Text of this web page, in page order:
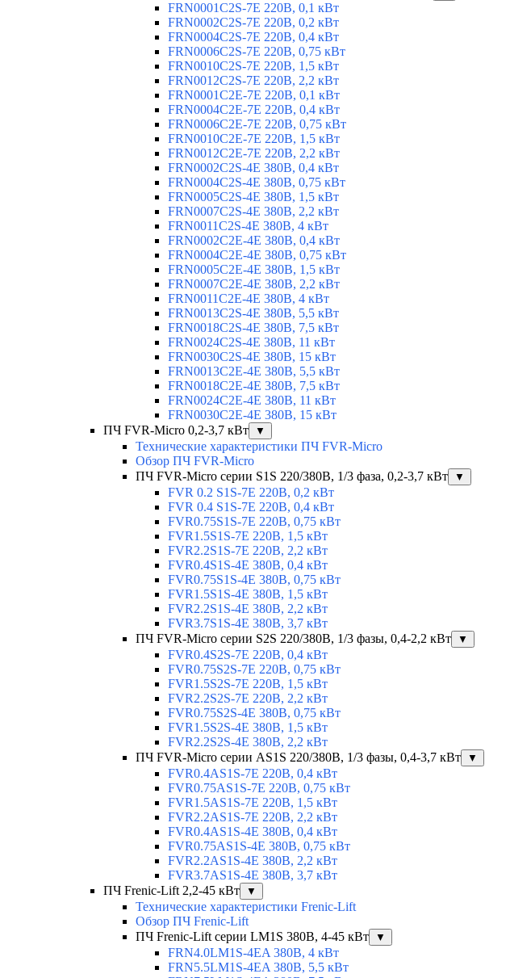
FRN0001C2S-7E 220В, 0,1 кВт
FRN0002C2S-7E 220В, 0,2 кВт
FRN0004C2S-7E 220В, 0,4 кВт
FRN0006C2S-7E 220В, 0,75 кВт
FRN0010C2S-7E 220В, 1,5 кВт
FRN0012C2S-7E 220В, 2,2 кВт
FRN0001C2E-7E 220В, 0,1 кВт
FRN0004C2E-7E 220В, 0,4 кВт
FRN0006C2E-7E 220В, 0,75 кВт
FRN0010C2E-7E 220В, 1,5 кВт
FRN0012C2E-7E 220В, 2,2 кВт
FRN0002C2S-4E 380В, 0,4 кВт
FRN0004C2S-4E 380В, 0,75 кВт
FRN0005C2S-4E 380В, 1,5 кВт
FRN0007C2S-4E 380В, 2,2 кВт
FRN0011C2S-4E 380В, 4 кВт
FRN0002C2E-4E 380В, 0,4 кВт
FRN0004C2E-4E 380В, 0,75 кВт
FRN0005C2E-4E 380В, 1,5 кВт
FRN0007C2E-4E 380В, 2,2 кВт
FRN0011C2E-4E 380В, 4 кВт
FRN0013C2S-4E 380В, 5,5 кВт
FRN0018C2S-4E 380В, 7,5 кВт
FRN0024C2S-4E 380В, 11 кВт
FRN0030C2S-4E 380В, 15 кВт
FRN0013C2E-4E 380В, 5,5 кВт
FRN0018C2E-4E 380В, 7,5 кВт
FRN0024C2E-4E 380В, 11 кВт
FRN0030C2E-4E 380В, 15 кВт
ПЧ FVR-Micro 0,2-3,7 кВт
▼
Технические характеристики ПЧ FVR-Micro
Обзор ПЧ FVR-Micro
ПЧ FVR-Micro серии S1S 220/380В, 1/3 фаза, 0,2-3,7 кВт
▼
FVR 0.2 S1S-7E 220В, 0,2 кВт
FVR 0.4 S1S-7E 220В, 0,4 кВт
FVR0.75S1S-7E 220В, 0,75 кВт
FVR1.5S1S-7E 220В, 1,5 кВт
FVR2.2S1S-7E 220В, 2,2 кВт
FVR0.4S1S-4E 380В, 0,4 кВт
FVR0.75S1S-4E 380В, 0,75 кВт
FVR1.5S1S-4E 380В, 1,5 кВт
FVR2.2S1S-4E 380В, 2,2 кВт
FVR3.7S1S-4E 380В, 3,7 кВт
ПЧ FVR-Micro серии S2S 220/380В, 1/3 фазы, 0,4-2,2 кВт
▼
FVR0.4S2S-7E 220В, 0,4 кВт
FVR0.75S2S-7E 220В, 0,75 кВт
FVR1.5S2S-7E 220В, 1,5 кВт
FVR2.2S2S-7E 220В, 2,2 кВт
FVR0.75S2S-4E 380В, 0,75 кВт
FVR1.5S2S-4E 380В, 1,5 кВт
FVR2.2S2S-4E 380В, 2,2 кВт
ПЧ FVR-Micro серии AS1S 220/380В, 1/3 фазы, 0,4-3,7 кВт
▼
FVR0.4AS1S-7E 220В, 0,4 кВт
FVR0.75AS1S-7E 220В, 0,75 кВт
FVR1.5AS1S-7E 220В, 1,5 кВт
FVR2.2AS1S-7E 220В, 2,2 кВт
FVR0.4AS1S-4E 380В, 0,4 кВт
FVR0.75AS1S-4E 380В, 0,75 кВт
FVR2.2AS1S-4E 380В, 2,2 кВт
FVR3.7AS1S-4E 380В, 3,7 кВт
ПЧ Frenic-Lift 2,2-45 кВт
▼
Технические характеристики Frenic-Lift
Обзор ПЧ Frenic-Lift
ПЧ Frenic-Lift серии LM1S 380В, 4-45 кВт
▼
FRN4.0LM1S-4EA 380В, 4 кВт
FRN5.5LM1S-4EA 380В, 5,5 кВт